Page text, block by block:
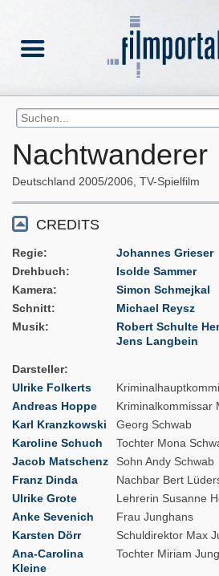
Nachtwanderer
Deutschland 2005/2006 TV-Spielfilm
CREDITS
Regie
Johannes Grieser
Drehbuch
Isolde Sammer
Kamera
Simon Schmejkal
Schnitt
Michael Reysz
Musik
Robert Schulte
Jens Langbein
Darsteller
Ulrike Folkerts
Andreas Hoppe
Kriminalkommissar
Karl Kranzkowski
Georg Schwab
Karoline Schuch
Tochter Mona
Jacob Matschenz
Sohn Andy Schwab
Franz Dinda
Nachbar Bert
Ulrike Grote
Lehrerin Susanne
Anke Sevenich
Frau Junghans
Karsten Dörr
Schuldirektor Max
Ana-Carolina
Kleine
Tochter Miriam